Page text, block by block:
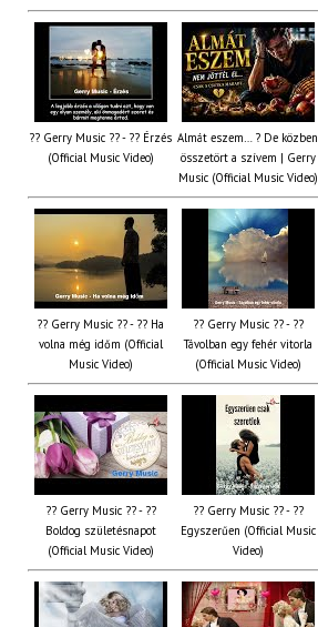
?? Gerry Music ?? - ?? Érzés
(Official Music Video)
Almát eszem… ? De közben
összetört a szívem | Gerry
Music (Official Music Video)
?? Gerry Music ?? - ?? Ha
volna még időm (Official
Music Video)
?? Gerry Music ?? - ??
Távolban egy fehér vitorla
(Official Music Video)
?? Gerry Music ?? - ??
Boldog születésnapot
(Official Music Video)
?? Gerry Music ?? - ??
Egyszerűen (Official Music
Video)